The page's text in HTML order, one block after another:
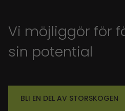
Vi möjliggör för
sin potential
BLI EN DEL AV STORSKOGEN